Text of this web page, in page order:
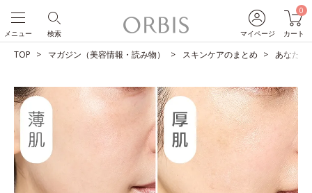
マイページ
0
カート
検索
メニュー
TOP マガジン（美容情報・読み物） スキンケアのまとめ あなたは